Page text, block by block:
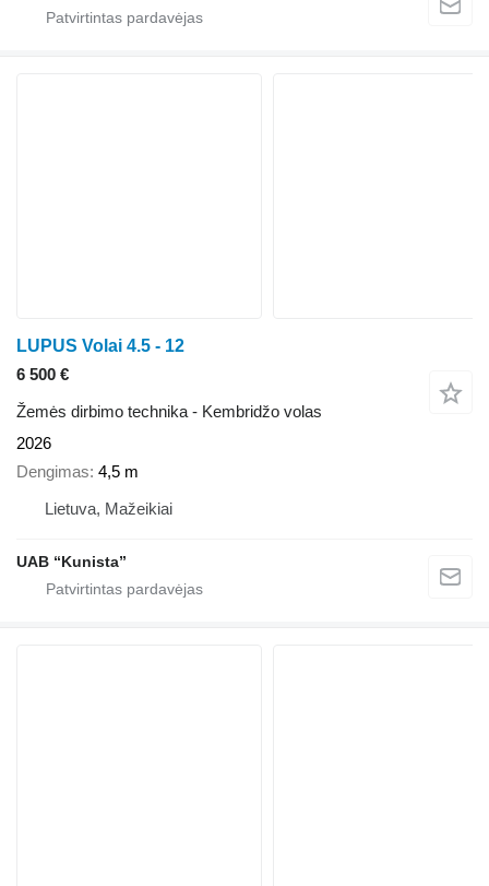
LUPUS Volai 4.5 - 12
6 500 €
Žemės dirbimo technika - Kembridžo volas
2026
Dengimas 4,5 m
Lietuva, Mažeikiai
UAB “Kunista”